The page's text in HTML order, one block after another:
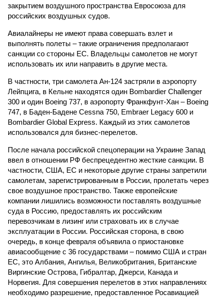
закрытием воздушного пространства Евросоюза для
российских воздушных судов.
Авиалайнеры не имеют права совершать взлет и
выполнять полеты – такие ограничения предполагают
санкции со стороны ЕС. Владельцы самолетов не могут
использовать их или направить в другие места.
В частности, три самолета Ан-124 застряли в аэропорту
Лейпцига, в Кельне находятся один Bombardier Challenger
300 и один Boeing 737, в аэропорту Франкфунт-Хан – Boeing
747, в Баден-Бадене Cessna 750, Embraer Legacy 600 и
Bombardier Global Express. Каждый из этих самолетов
использовался для бизнес-перелетов.
После начала российской спецоперации на Украине Запад
ввел в отношении РФ беспрецедентно жесткие санкции. В
частности, США, ЕС и некоторые другие страны запретили
самолетам, зарегистрированным в России, пролетать через
свое воздушное пространство. Также европейские
компании лишились возможности поставлять воздушные
суда в Россию, предоставлять их российским
перевозчикам в лизинг или страховать их в случае
эксплуатации в России. Российская сторона, в свою
очередь, в конце февраля объявила о приостановке
авиасообщение с 36 государствами – помимо США и стран
ЕС, это Албания, Ангилья, Великобритания, Британские
Виргинские Острова, Гибралтар, Джерси, Канада и
Норвегия. Для совершения перелетов в этих направлениях
необходимо разрешение, предоставленное Росавиацией